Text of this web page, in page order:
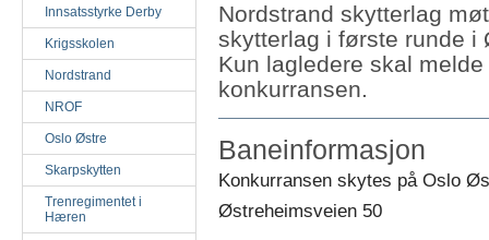
Innsatsstyrke Derby
Krigsskolen
Nordstrand
NROF
Oslo Østre
Skarpskytten
Trenregimentet i
Hæren
Nordstrand skytterlag
skytterlag i første runde i
Kun lagledere skal
konkurransen.
Baneinformasjon
Konkurransen skytes på Oslo
Østreheimsveien 50